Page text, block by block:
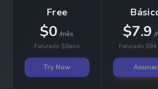
Free
$0 /mês
Faturado $0/ano
Try Now
$7.9 /
Faturado $
Assinar